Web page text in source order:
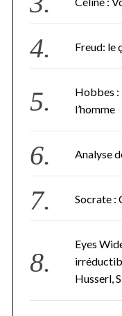
Freud: le
Hobbes :
l’homme
Analyse
Socrate :
Eyes
Husserl,